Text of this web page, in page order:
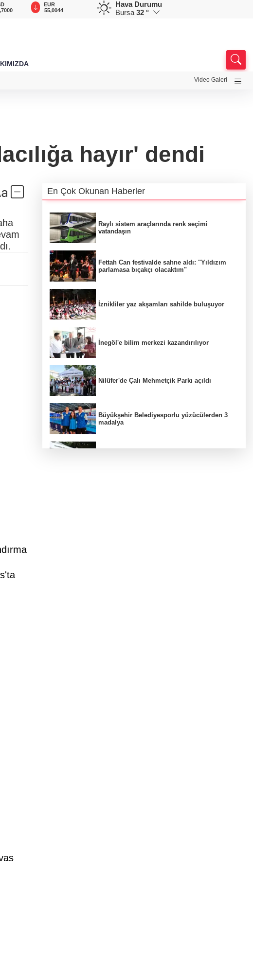
GBP
64,2162
CHF
58,7283
CAD
34,0107
Hava Durumu
Bursa 32 °
Video Galeri
hayır' dendi
En Çok Okunan Haberler
Raylı sistem araçlarında renk seçimi
vatandaşın
Fettah Can festivalde sahne aldı: "Yıldızım
parlamasa bıçakçı olacaktım"
İznikliler yaz akşamları sahilde buluşuyor
İnegöl'e bilim merkezi kazandırılıyor
Nilüfer'de Çalı Mehmetçik Parkı açıldı
Büyükşehir Belediyesporlu yüzücülerden 3
madalya